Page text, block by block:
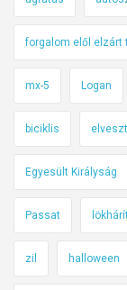
forgalom elől elzárt
mx-5 Logan
biciklis
Egyesült Királyság
Passat
zil halloween